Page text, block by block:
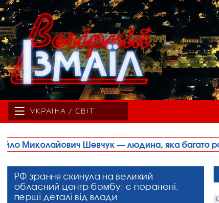
УКРАЇНА / СВІТ
яка багато років свого життя присвятила
РФ зрання скинула на великий
обласний центр бомбу: є поранені,
перші деталі від влади